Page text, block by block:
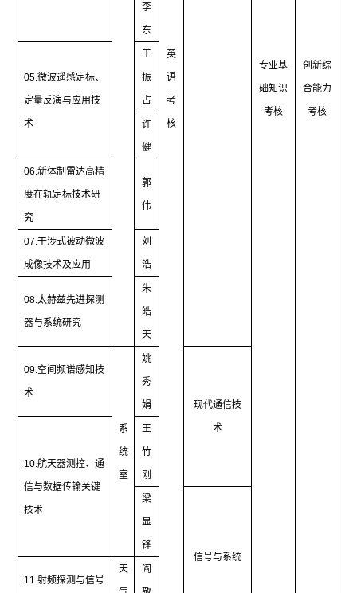
英
语
考
核
专业基
础知识
考核
创新综
合能力
考核
李
东
05.微波遥感定标、
定量反演与应用技
术
王
振
占
许
健
06.新体制雷达高精
度在轨定标技术研
究
郭
伟
07.干涉式被动微波
成像技术及应用
刘
浩
08.太赫兹先进探测
器与系统研究
朱
皓
天
09.空间频谱感知技
术
系
统
室
姚
秀
娟 现代通信技
术
10.航天器测控、通
信与数据传输关键
技术
王
竹
刚
梁
显
锋
信号与系统
11.射频探测与信号
天 阎